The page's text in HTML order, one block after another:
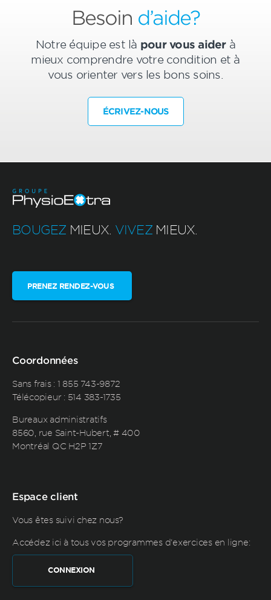
Besoin d’aide?
Notre équipe est là pour vous aiderà
mieux comprendre votre condition et à
vous orienter vers les bons soins.
ÉCRIVEZ-NOUS
BOUGEZ MIEUX. VIVEZ MIEUX.
PRENEZ RENDEZ-VOUS
Coordonnées
Sans frais : 1 855 743-9872
Télécopieur : 514 383-1735
Bureaux administratifs
8560, rue Saint-Hubert, # 400
Montréal QC H2P 1Z7
Espace client
Vous êtes suivi chez nous?
Accédez ici à tous vos programmes d'exercices en ligne:
CONNEXION